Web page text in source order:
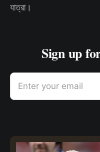
যাত্রা।
Sign up
Enter your email